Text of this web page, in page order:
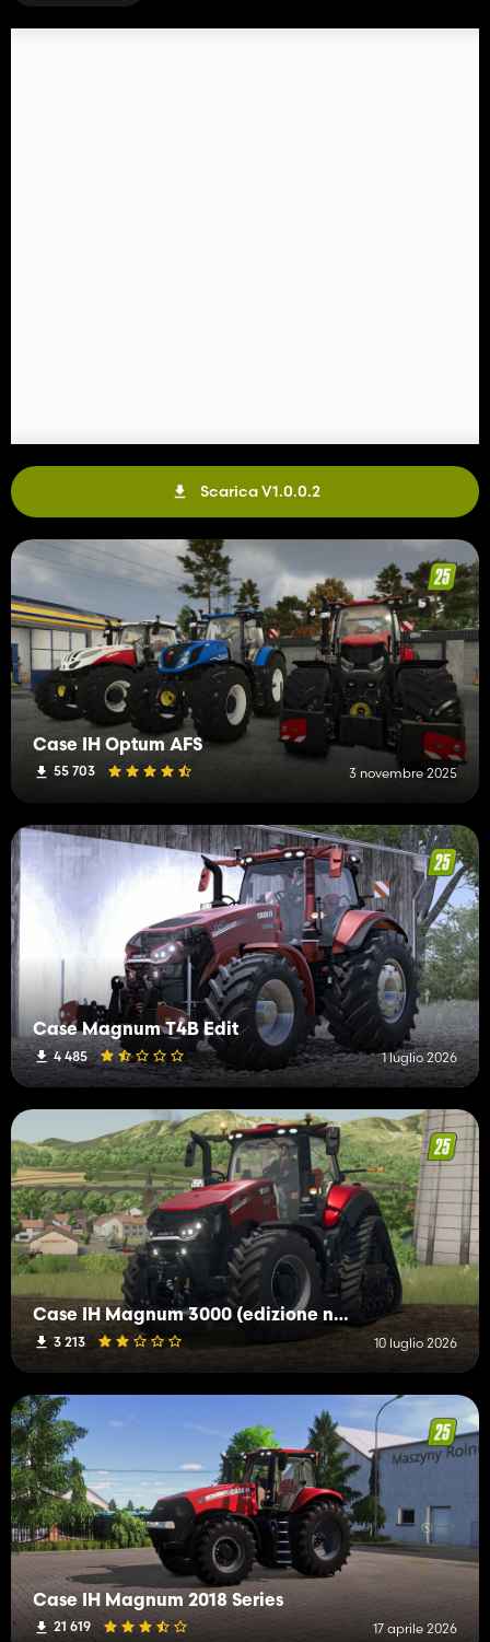
Scarica V1.0.0.2
Case IH Optum AFS
55 703 3 novembre 2025
Case Magnum T4B Edit
4 485 1 luglio 2026
Case IH Magnum 3000 (edizione non realistica)
3 213 10 luglio 2026
Case IH Magnum 2018 Series
21 619 17 aprile 2026